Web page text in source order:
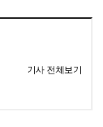
기사 전체보기